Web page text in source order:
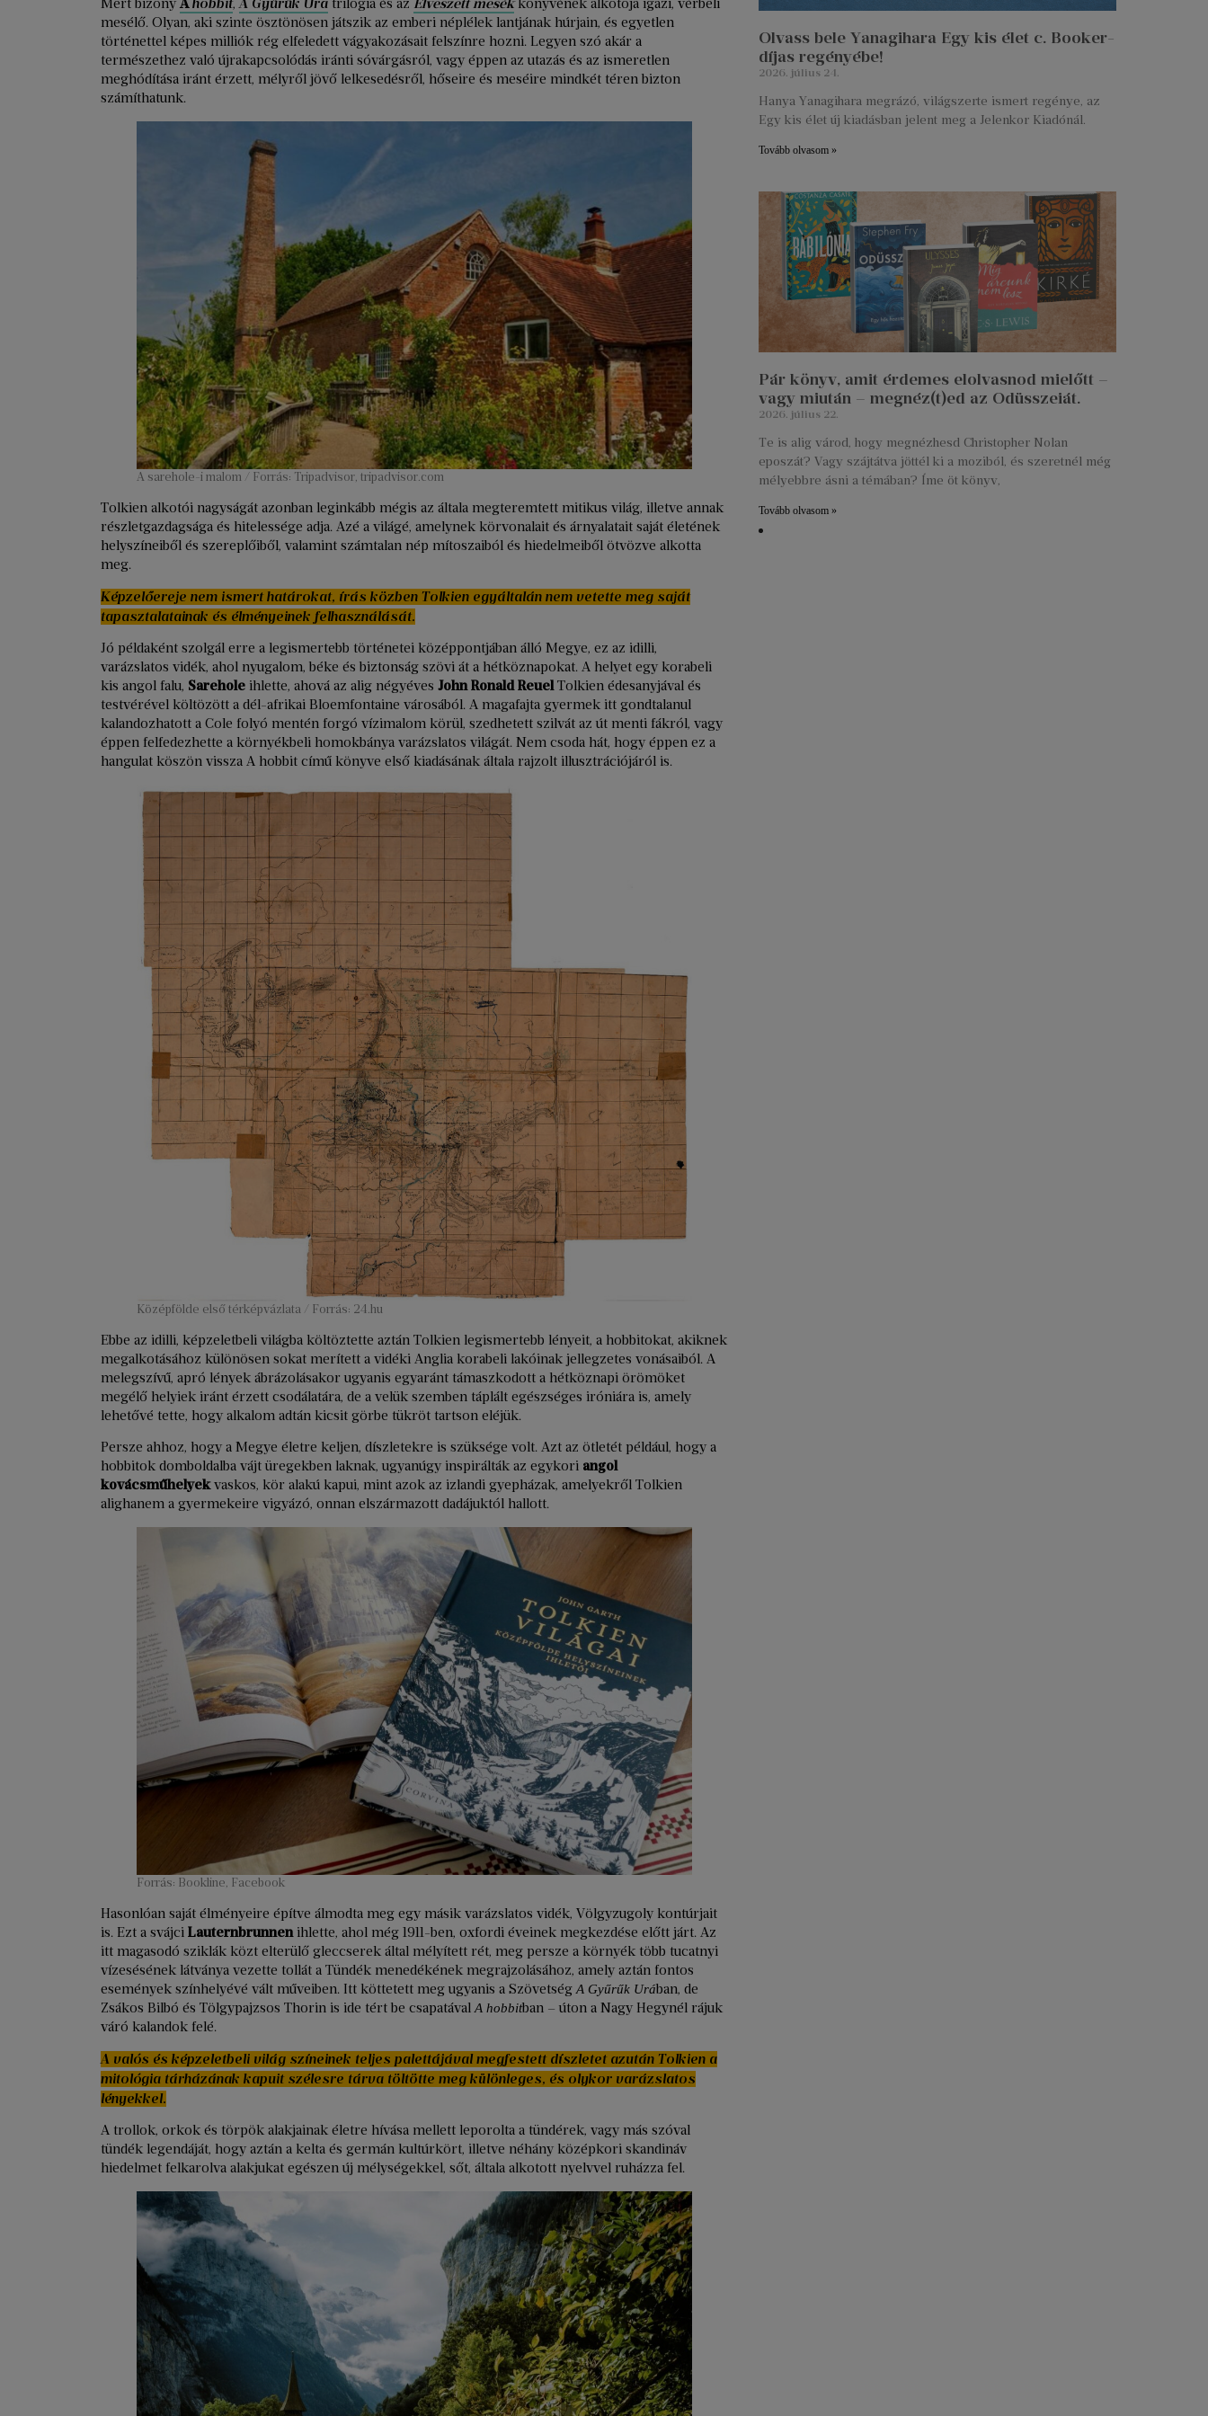
Mert bizony Ahobbit,A Gyűrűk Ura trilógia és az Elveszett mesékkönyvének alkotója igazi, vérbeli
mesélő. Olyan, aki szinte ösztönösen játszik az emberi néplélek lantjának húrjain, és egyetlen
történettel képes milliók rég elfeledett vágyakozásait felszínre hozni. Legyen szó akár a
természethez való újrakapcsolódás iránti sóvárgásról, vagy éppen az utazás és az ismeretlen
meghódítása iránt érzett, mélyről jövő lelkesedésről, hőseire és meséire mindkét téren bizton
számíthatunk.
A sarehole-i malom / Forrás: Tripadvisor, tripadvisor.com
Tolkien alkotói nagyságát azonban leginkább mégis az általa megteremtett mitikus világ, illetve annak
részletgazdagsága és hitelessége adja. Azé a világé, amelynek körvonalait és árnyalatait saját életének
helyszíneiből és szereplőiből, valamint számtalan nép mítoszaiból és hiedelmeiből ötvözve alkotta
meg.
Képzelőereje nem ismert határokat, írás közben Tolkien egyáltalán nem vetette meg saját
tapasztalatainak és élményeinek felhasználását.
Jó példaként szolgál erre a legismertebb történetei középpontjában álló Megye, ez az idilli,
varázslatos vidék, ahol nyugalom, béke és biztonság szövi át a hétköznapokat. A helyet egy korabeli
kis angol falu, Sarehole ihlette, ahová az alig négyéves John Ronald ReuelTolkien édesanyjával és
testvérével költözött a dél-afrikai Bloemfontaine városából. A magafajta gyermek itt gondtalanul
kalandozhatott a Cole folyó mentén forgó vízimalom körül, szedhetett szilvát az út menti fákról, vagy
éppen felfedezhette a környékbeli homokbánya varázslatos világát. Nem csoda hát, hogy éppen ez a
hangulat köszön vissza A hobbit című könyve első kiadásának általa rajzolt illusztrációjáról is.
Középfölde első térképvázlata / Forrás: 24.hu
Ebbe az idilli, képzeletbeli világba költöztette aztán Tolkien legismertebb lényeit, a hobbitokat, akiknek
megalkotásához különösen sokat merített a vidéki Anglia korabeli lakóinak jellegzetes vonásaiból. A
melegszívű, apró lények ábrázolásakor ugyanis egyaránt támaszkodott a hétköznapi örömöket
megélő helyiek iránt érzett csodálatára, de a velük szemben táplált egészséges iróniára is, amely
lehetővé tette, hogy alkalom adtán kicsit görbe tükröt tartson eléjük.
Persze ahhoz, hogy a Megye életre keljen, díszletekre is szüksége volt. Azt az ötletét például, hogy a
hobbitok domboldalba vájt üregekben laknak, ugyanúgy inspirálták az egykori angol
kovácsműhelyekvaskos, kör alakú kapui, mint azok az izlandi gyepházak, amelyekről Tolkien
alighanem a gyermekeire vigyázó, onnan elszármazott dadájuktól hallott.
Forrás: Bookline, Facebook
Hasonlóan saját élményeire építve álmodta meg egy másik varázslatos vidék, Völgyzugoly kontúrjait
is. Ezt a svájci Lauternbrunnen ihlette, ahol még 1911-ben, oxfordi éveinek megkezdése előtt járt. Az
itt magasodó sziklák közt elterülő gleccserek által mélyített rét, meg persze a környék több tucatnyi
vízesésének látványa vezette tollát a Tündék menedékének megrajzolásához, amely aztán fontos
események színhelyévé vált műveiben. Itt köttetett meg ugyanis a Szövetség A Gyűrűk Urában, de
Zsákos Bilbó és Tölgypajzsos Thorin is ide tért be csapatával A hobbitban – úton a Nagy Hegynél rájuk
váró kalandok felé.
A valós és képzeletbeli világ színeinek teljes palettájával megfestett díszletet azután Tolkien a
mitológia tárházának kapuit szélesre tárva töltötte meg különleges, és olykor varázslatos
lényekkel.
A trollok, orkok és törpök alakjainak életre hívása mellett leporolta a tündérek, vagy más szóval
tündék legendáját, hogy aztán a kelta és germán kultúrkört, illetve néhány középkori skandináv
hiedelmet felkarolva alakjukat egészen új mélységekkel, sőt, általa alkotott nyelvvel ruházza fel.
Olvass bele Yanagihara Egy kis élet c. Booker-
díjas regényébe!
2026. július 24.
Hanya Yanagihara megrázó, világszerte ismert regénye, az
Egy kis élet új kiadásban jelent meg a Jelenkor Kiadónál.
Tovább olvasom »
Pár könyv, amit érdemes elolvasnod mielőtt –
vagy miután – megnéz(t)ed az Odüsszeiát.
2026. július 22.
Te is alig várod, hogy megnézhesd Christopher Nolan
eposzát? Vagy szájtátva jöttél ki a moziból, és szeretnél még
mélyebbre ásni a témában? Íme öt könyv,
Tovább olvasom »